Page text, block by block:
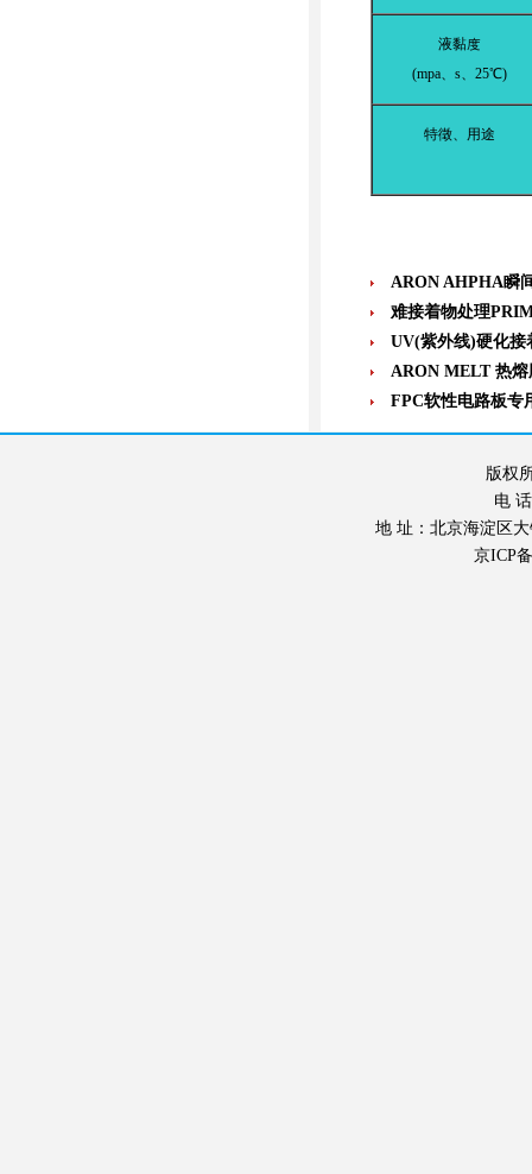
液黏度
(mpa、s、25℃)
特徵、用途
ARON AHPHA瞬
难接着物处理
UV(紫外线)硬化接
ARON MELT 热熔
FPC软性电路板专
版权
电
地 址：北京海淀区
京ICP